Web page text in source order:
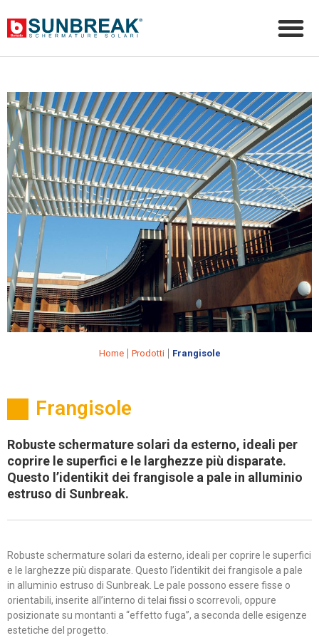
Home| Prodotti| Frangisole
Frangisole
Robuste schermature solari da esterno, ideali per
coprire le superfici e le larghezze più disparate.
Questo l’identikit dei frangisole a pale in alluminio
estruso di Sunbreak.
Robuste schermature solari da esterno, ideali per coprire le superfici
e le larghezze più disparate. Questo l’identikit dei frangisole a pale
in alluminio estruso di Sunbreak. Le pale possono essere fisse o
orientabili, inserite all’interno di telai fissi o scorrevoli, oppure
posizionate su montanti a “effetto fuga”, a seconda delle esigenze
estetiche del progetto.